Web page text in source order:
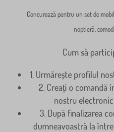
Concurează pentru un set de
noptieră,
Cum să
1. Urmărește profilul
2. Creați o comandă
nostru
3. După finalizarea
dumneavoastră la